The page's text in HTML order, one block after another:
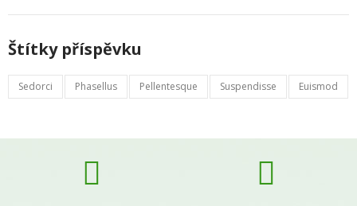
Štítky příspěvku
Sedorci Phasellus Pellentesque Suspendisse Euismod